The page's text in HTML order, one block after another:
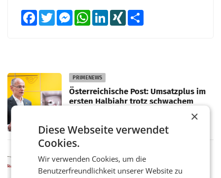
FacebookTwitter MessengerWhatsAppLinkedInXING
PRIMENEWS
Österreichische Post: Umsatzplus im
ersten Halbjahr trotz schwachem
WIEN Die Österreichische Post AG hat im
ersten Halbjahr 2026 einen Konzernumsatz
von 1.544,0 Mio. EUR erwirtschaftet, was
einem Plus von 3,8 Prozent gegenüber dem
Vergleichszeitraum
ProSiebenSat.1 spart und macht
überraschend viel Gewinn
×
Diese Webseite verwendet
Cookies.
Wir verwenden Cookies, um die
Benutzerfreundlichkeit unserer Website zu